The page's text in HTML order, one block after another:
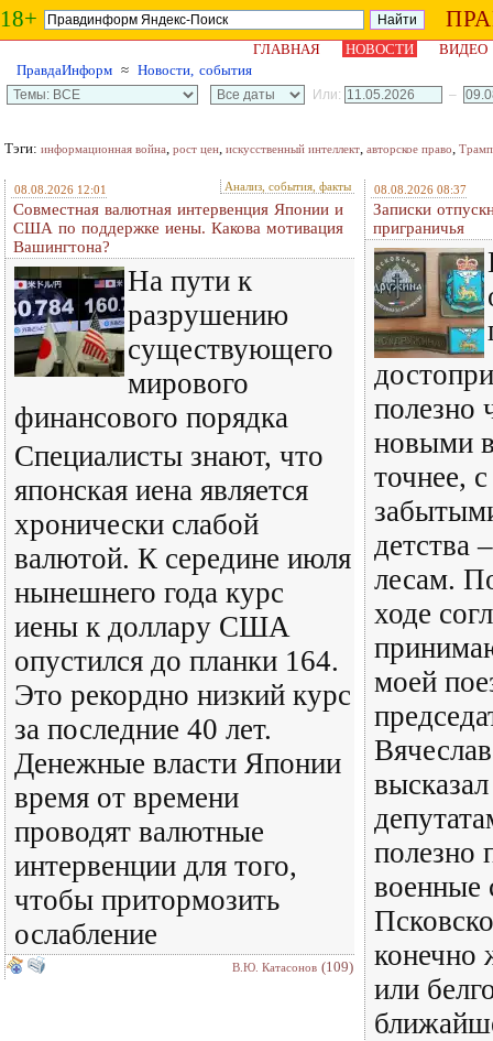
18+
ГЛАВНАЯ НОВОСТИ
ВИДЕО
ПравдаИнформ ≈ Новости, события
Или: –
Тэги: информационная война, рост цен, искусственный интеллект, авторское право, Трамп
08.08.2026 12:01 Анализ, события, факты
Совместная валютная интервенция Японии и
США по поддержке иены. Какова мотивация
Вашингтона?
На пути к
разрушению
существующего
мирового
финансового порядка
Специалисты знают, что
японская иена является
хронически слабой
валютой. К середине июля
нынешнего года курс
иены к доллару США
опустился до планки 164.
Это рекордно низкий курс
за последние 40 лет.
Денежные власти Японии
время от времени
проводят валютные
интервенции для того,
чтобы притормозить
ослабление
В.Ю. Катасонов (109)
08.08.2026 08:37
Записки
приграничья
полезно
новыми
точнее,
детства
лесам.
ходе
моей
полезно
военные
конечно
или